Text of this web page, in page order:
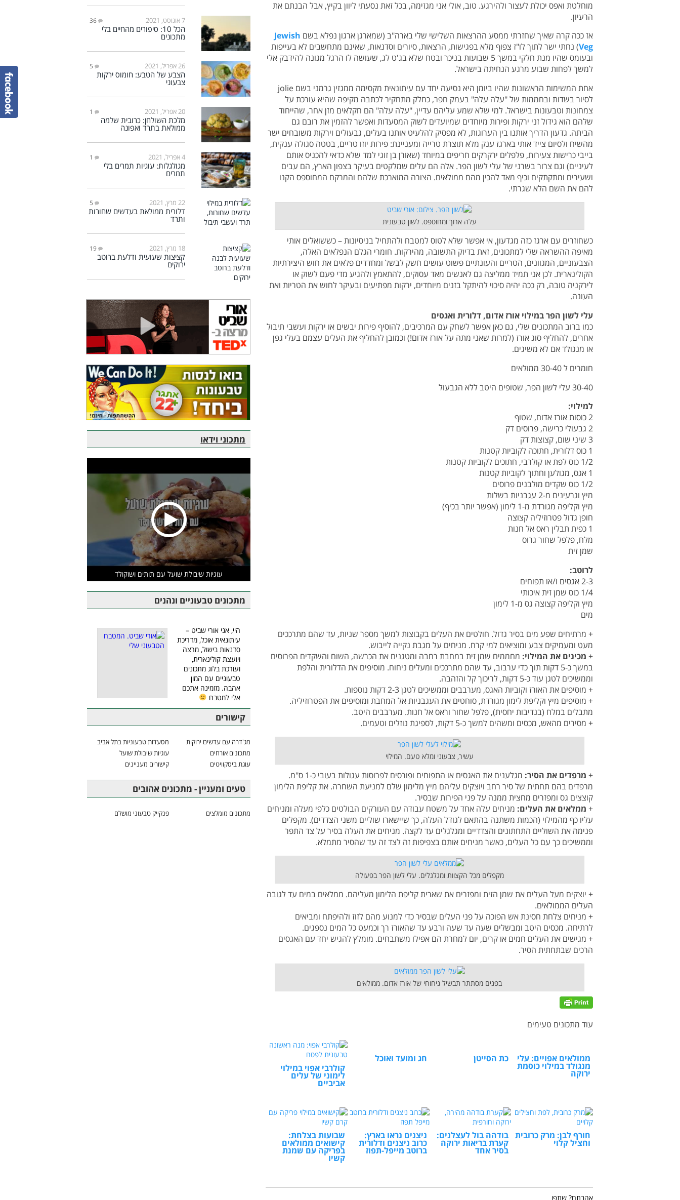
מוחלטת ואפס יכולת לעצור ולהירגע. טוב, אולי אני מגזימה, בכל זאת נסעתי ליוון בקיץ, אבל הבנתם את
הרעיון.
אז ככה קרה שאיך שחזרתי ממסע ההרצאות השלישי שלי בארה"ב (שמארגן ארגון נפלא בשם Jewish
Veg) נחתי ישר לתוך לו"ז צפוף מלא בפגישות, הרצאות, סיורים וסדנאות, שאינם מתחשבים לא בעייפות
ובעומס שהיו מנת חלקי במשך 5 שבועות בניכר ובטח שלא בג'ט לג, שעושה לו הרגל מגונה להידבק אלי
למשך לפחות שבוע מרגע הנחיתה בישראל.
אחת המשימות הראשונות שהיו ביומן היא נסיעה יחד עם עיתונאית מקסימה ממגזין גרמני בשם jolie
לסיור בשדות ובחממות של "עלה עלה" בעמק חפר, כחלק מתחקיר לכתבה מקיפה שהיא עורכת על
צמחונות וטבעונות בישראל. למי שלא שמע עליהם עדיין, "עלה עלה" הם חקלאים מזן אחר, שהייחוד
שלהם הוא גידול זני ירקות ופירות מיוחדים שמיועדים לשוק המסעדות ואפשר להזמין את רובם גם
הביתה. גדעון הדריך אותנו בין הערוגות, לא מפסיק להלעיט אותנו בעלים, גבעולים וירקות משובחים ישר
מהשיח ולסיום צייד אותי בארגז ענק מלא תוצרת טרייה ומעניינת: פירות יוזו טריים, בטטה סגולה ענקית,
בייבי כרישות צעירות, פלפלים ירקרקים חריפים במיוחד (שאורן בן זוגי למד שלא כדאי להכניס אותם
לעיניים) וגם צרור בשרני של עלי לשון הפר. אלה הם עלים שמלקטים בעיקר בצפון הארץ, הם עבים
ושעירים ומתקתקים וכיף מאד להכין מהם ממולאים. הצורה המוארכת שלהם והמרקם המחוספס הקנו
להם את השם הלא שגרתי.
עלה ארוך ומחוספס. לשון טבעונית
כשחוזרים עם ארגז כזה מגדעון, אי אפשר שלא לטוס למטבח ולהתחיל בניסיונות – כששואלים אותי
מאיפה ההשראה שלי למתכונים, זאת בדיוק התשובה, מהירקות. חומרי הגלם הנפלאים האלה,
הצבעוניים, המגוונים, הטריים והעונתיים פשוט עושים חשק לבשל ומחדדים פלאים את חוש היצירתיות
הקולינארית. לכן אני תמיד ממליצה גם לאנשים מאד עסוקים, להתאמץ ולהגיע מדי פעם לשוק או
לירקניה טובה, רק ככה יהיה סיכוי להיתקל בזנים מיוחדים, ירקות מפתיעים ובעיקר לחוש את הטריות ואת
העונה.
עלי לשון הפר במילוי אורז אדום, דלורית ואגסים
כמו ברוב המתכונים שלי, גם כאן אפשר לשחק עם המרכיבים, להוסיף פירות יבשים או ירקות ועשבי תיבול
אחרים, להחליף סוג אורז (למרות שאני מתה על אורז אדום!) וכמובן להחליף את העלים עצמם בעלי גפן
או מנגולד אם לא משיגים.
חומרים ל 30-40 ממולאים
30-40 עלי לשון הפר, שטופים היטב ללא הגבעול
למילוי:
2 כוסות אורז אדום, שטוף
2 גבעולי כרישה, פרוסים דק
3 שיני שום, קצוצות דק
1 כוס דלורית, חתוכה לקוביות קטנות
1/2 כוס לפת או קולרבי, חתוכים לקוביות קטנות
1 אגס, מגולען וחתוך לקוביות קטנות
1/2 כוס שקדים מולבנים פרוסים
מיץ וגרעינים מ-2 עגבניות בשלות
מיץ וקליפה מגורדת מ-1 לימון (אפשר יותר בכיף)
חופן גדול פטרוזיליה קצוצה
1 כפית תבלין ראס אל חנות
מלח, פלפל שחור גרוס
שמן זית
לרוטב:
2-3 אגסים ו/או תפוחים
1/4 כוס שמן זית איכותי
מיץ וקליפה קצוצה גס מ-1 לימון
מים
+ מרתיחים שפע מים בסיר גדול. חולטים את העלים בקבוצות למשך מספר שניות, עד שהם מתרככים
מעט ומעמיקים צבע ומוציאים למי קרח. מניחים על מגבת נקייה לייבוש.
+ מכינים את המילוי: מחממים שמן זית במחבת רחבה ומטגנים את הכרשה, השום והשקדים הפרוסים
במשך כ-5 דקות תוך כדי ערבוב, עד שהם מתרככים ומעלים ניחוח. מוסיפים את הדלורית והלפת
וממשיכים לטגן עוד כ-5 דקות, לריכוך קל והזהבה.
+ מוסיפים את האורז וקוביות האגס, מערבבים וממשיכים לטגן 2-3 דקות נוספות.
+ מוסיפים מיץ וקליפת לימון מגורדת, סוחטים את העגבניות אל המחבת ומוסיפים את הפטרוזיליה.
מתבלים במלח (בנדיבות יחסית), פלפל שחור וראס אל חנות. מערבבים היטב.
+ מסירים מהאש, מכסים ומשהים למשך כ-5 דקות, לספיגת נוזלים וטעמים.
עשיר, צבעוני ומלא טעם. המילוי
+ מרפדים את הסיר:
מגלענים את האגסים או התפוחים ופורסים לפרוסות עגולות בעובי כ-1 ס"מ.
מרפדים בהם תחתית של סיר רחב ויוצקים עליהם מיץ מלימון שלם למניעת השחרה. את קליפת הלימון
קוצצים גס ומפזרים מחצית ממנה על פני הפירות שבסיר.
+ ממלאים את העלים: מניחים עלה אחד על משטח עבודה עם העורקים הבולטים כלפי מעלה ומניחים
עליו כף מהמילוי (הכמות משתנה בהתאם לגודל העלה, כך שיישארו שוליים משני הצדדים). מקפלים
פנימה את השוליים התחתונים והצדדיים ומגלגלים עד לקצה. מניחים את העלה בסיר על צד התפר
וממשיכים כך עם כל העלים, כאשר מניחים אותם בצפיפות זה לצד זה עד שהסיר מתמלא.
מקפלים מכל הקצוות ומגלגלים. עלי לשון הפר בפעולה
+ יוצקים מעל העלים את שמן הזית ומפזרים את שארית קליפת הלימון מעליהם. ממלאים במים עד לגובה
העלים הממולאים.
+ מניחים צלחת חסינת אש הפוכה על פני העלים שבסיר כדי למנוע מהם לזוז ולהיפתח ומביאים
לרתיחה. מכסים היטב ומבשלים שעה עד שעה ורבע עד שהאורז רך וכמעט כל המים נספגים.
+ מגישים את העלים חמים או קרים, יום למחרת הם אפילו משתבחים. מומלץ להגיש יחד עם האגסים
הרכים שבתחתית הסיר.
בפנים מסתתר תבשיל ניחוחי של אורז אדום. ממולאים
עוד מתכונים טעימים
ממולאים אפויים: עלי
מנגולד במילוי כוסמת
ירוקה
כת הסייטן
חג ומועד ואוכל
קולרבי אפוי במילוי
לימוני של עלים
אביביים
חורף לבן: מרק כרובית
וחציל קלוי
בודהה בול לעצלנים:
קערת בריאות ירוקה
בסיר אחד
ניצנים נראו בארץ:
כרוב ניצנים ודלורית
ברוטב מייפל-תפוז
שבועות בצלחת:
קישואים ממולאים
בפריקה עם שמנת
קשיו
אהבתם? שתפו
7 אוגוסט, 2021 36
הכל 10: סיפורים מהחיים בלי
מתכונים
26 אפריל, 2021 5
הצבע של הטבע: חומוס ירקות
צבעוני
20 אפריל, 2021 1
מלכת השולחן: כרובית שלמה
ממולאת בתרד ואפונה
4 אפריל, 2021 1
מגולגלות: עוגיות תמרים בלי
תמרים
22 מרץ, 2021 5
דלורית ממולאת בעדשים שחורות
ותרד
18 מרץ, 2021 19
קציצות שעועית ודלעת ברוטב
ירוקים
מתכוני וידאו
עוגיות שיבולת שועל עם תותים ושוקולד
מתכונים טבעוניים ונהנים
היי, אני אורי שביט –
עיתונאית אוכל, מדריכת
סדנאות בישול, מרצה
ויועצת קולינארית,
ועורכת בלוג מתכונים
טבעוניים עם המון
אהבה. מזמינה אתכם
אלי למטבח
קישורים
מג'דרה עם עדשים ירוקות
מסעדות טבעוניות בתל אביב
מתכונים אורחים
עוגיות שיבולת שועל
עוגת ביסקוויטים
קישורים מעניינים
טעים ומעניין - מתכונים אהובים
מתכונים מומלצים פנקייק טבעוני מושלם